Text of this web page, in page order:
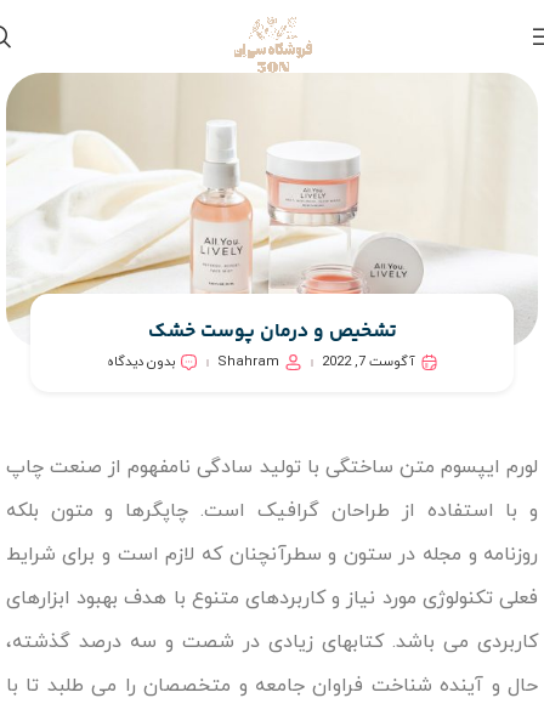
تشخیص و درمان پوست خشک
آگوست 7, 2022 Shahram بدون دیدگاه
لورم ایپسوم متن ساختگی با تولید سادگی نامفهوم از صنعت چاپ
و با استفاده از طراحان گرافیک است. چاپگرها و متون بلکه
روزنامه و مجله در ستون و سطرآنچنان که لازم است و برای شرایط
فعلی تکنولوژی مورد نیاز و کاربردهای متنوع با هدف بهبود ابزارهای
کاربردی می باشد. کتابهای زیادی در شصت و سه درصد گذشته،
حال و آینده شناخت فراوان جامعه و متخصصان را می طلبد تا با